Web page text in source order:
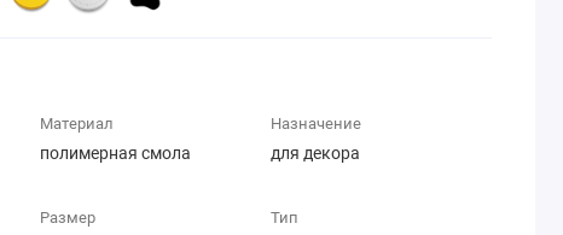
Материал
полимерная смола
Назначение
для декора
Размер Тип